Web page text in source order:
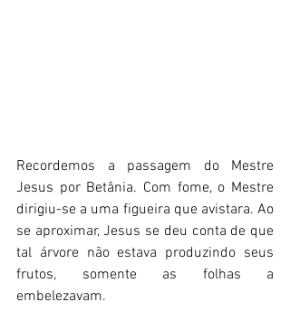
Recordemos a passagem do Mestre
Jesus por Betânia. Com fome, o Mestre
dirigiu-se a uma figueira que avistara. Ao
se aproximar, Jesus se deu conta de que
tal árvore não estava produzindo seus
frutos, somente as folhas a
embelezavam.